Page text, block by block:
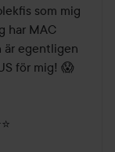
som mig
har MAC
är egentligen
för mig! 😱